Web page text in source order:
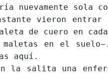
nuevamente sola
vieron entrar
de cuero en
en el
aquí.
salita una